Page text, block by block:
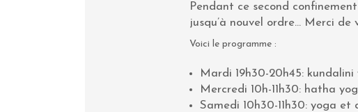
Pendant ce second
jusqu’à nouvel ordre… Merci de
Voici le programme :
Mardi 19h30-20h45: kundalini
Mercredi 10h-11h30: hatha
Samedi 10h30-11h30: yoga